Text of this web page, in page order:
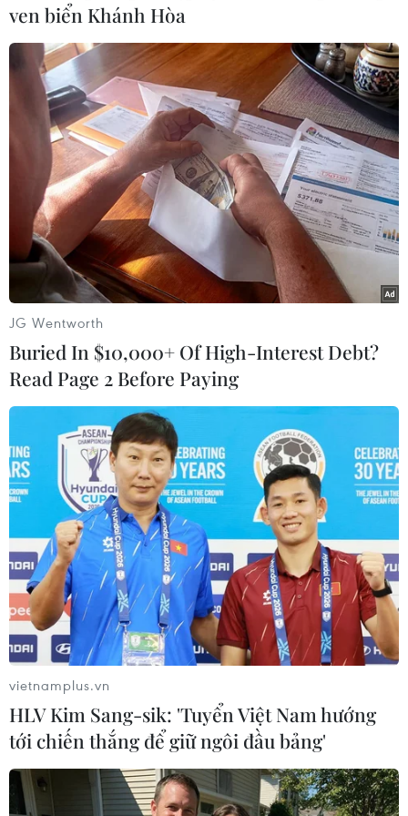
cho các lãnh đạo của Scale AI./.
OpenAI và 'ván cược' trị
giá hàng tỷ USD với
Microsoft
Một trong những nội dung chính
của đàm phán là tỷ lệ cổ phần
Microsoft nhận được trong mảng
kinh doanh vì lợi nhuận mới của
OpenAI, đổi lại khoản đầu tư hơn
13 tỷ USD mà Microsoft rót vào
công ty này.
(TTXVN/Vietnam+)
#OpenAI
Theo dõi VietnamPlus
ven biển Khánh Hòa
JG Wentworth
Buried In $10,000+ Of High-Interest Debt?
Read Page 2 Before Paying
vietnamplus.vn
HLV Kim Sang-sik: 'Tuyển Việt Nam hướng
tới chiến thắng để giữ ngôi đầu bảng'